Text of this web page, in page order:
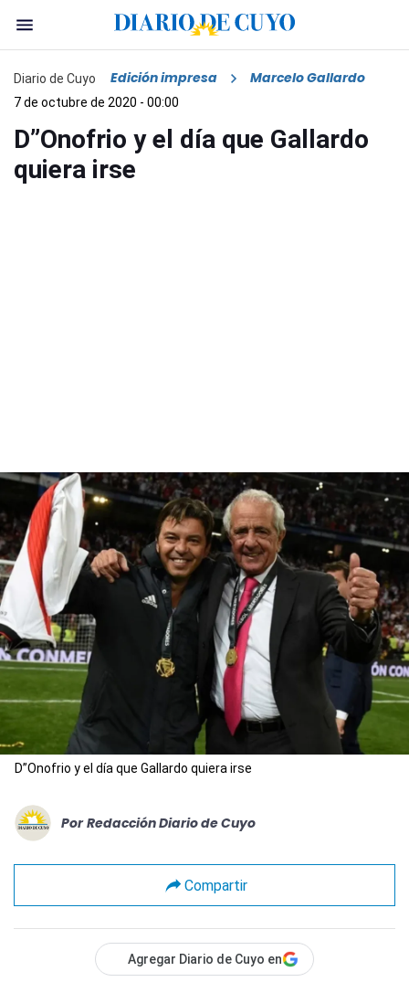
Diario de Cuyo Edición impresa Marcelo Gallardo
7 de octubre de 2020 - 00:00
D”Onofrio y el día que Gallardo
quiera irse
D”Onofrio y el día que Gallardo quiera irse
Por Redacción Diario de Cuyo
Compartir
Agregar Diario de Cuyo en